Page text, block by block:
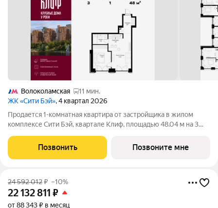
Волоколамская
11 мин.
ЖК «Сити Бэй», 4 квартал 2026
Продается 1-комнатная квартира от застройщика в жилом
комплексе Сити Бэй, квартале Клиф, площадью 48.04 м на 3
пять Клубных домов на первой линии озелененной
набережной Реки Москвы. Со
Позвонить Позвоните мне
24 592 012₽ –10%
22 132 811 ₽
от 88 343 ₽ в месяц